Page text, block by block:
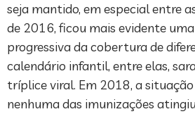
seja mantido, em especial entre
de 2016, ficou mais evidente
progressiva da cobertura de
calendário infantil, entre elas,
tríplice viral. Em 2018, a situação
nenhuma das imunizações